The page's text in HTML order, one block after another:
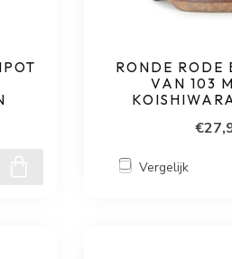
RONDE RODE
VAN 103
Vergelijk